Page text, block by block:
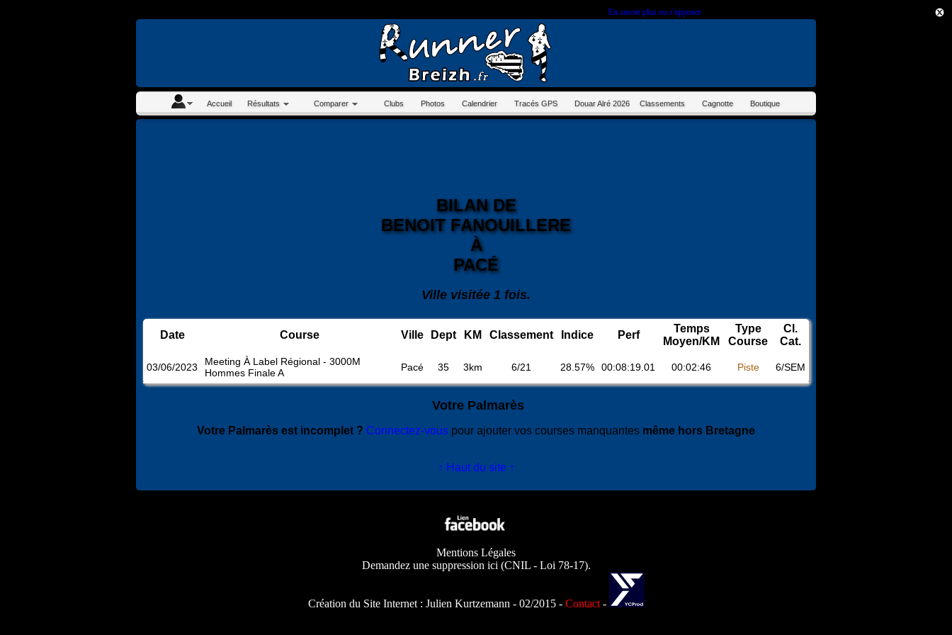
En savoir plus ou s'opposer.
Accueil Résultats Comparer Clubs Photos Calendrier Tracés GPS Douar Alré 2026 Classements Cagnotte Boutique
BILAN DE
BENOIT FANOUILLERE
À
PACÉ
Ville visitée 1 fois.
Date Course Ville Dept KM Classement Indice Perf
Temps
Moyen/KM
Type
Course
Cl.
Cat.
03/06/2023
Meeting À Label Régional - 3000M
Hommes Finale A
Pacé 35 3km 6/21 28.57% 00:08:19.01 00:02:46 Piste 6/SEM
Votre Palmarès
Votre Palmarès est incomplet ? Connectez-vous pour ajouter vos courses manquantes même hors Bretagne
↑ Haut du site ↑
Mentions Légales
Demandez une suppression ici (CNIL - Loi 78-17).
Création du Site Internet : Julien Kurtzemann - 02/2015 - Contact-